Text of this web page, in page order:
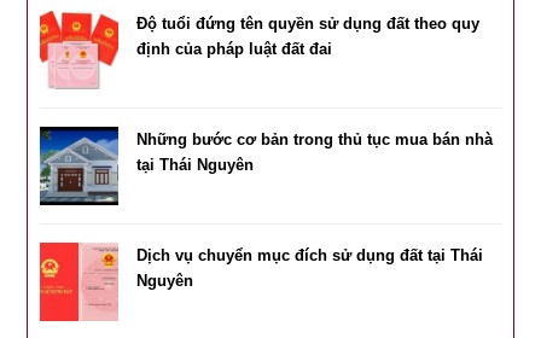
Độ tuổi đứng tên quyền sử dụng đất theo quy
định của pháp luật đất đai
Những bước cơ bản trong thủ tục mua bán nhà
tại Thái Nguyên
Dịch vụ chuyển mục đích sử dụng đất tại Thái
Nguyên